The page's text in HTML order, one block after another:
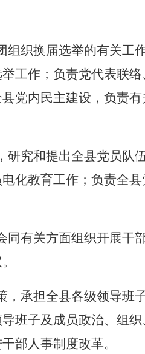
组织换届选举的有关工
工作；负责党代表联
党内民主建设，负责
研究和提出全县党员队
化教育工作；负责全
同有关方面组织开展干
，承担全县各级领导班
班子及成员政治、组织
部人事制度改革。